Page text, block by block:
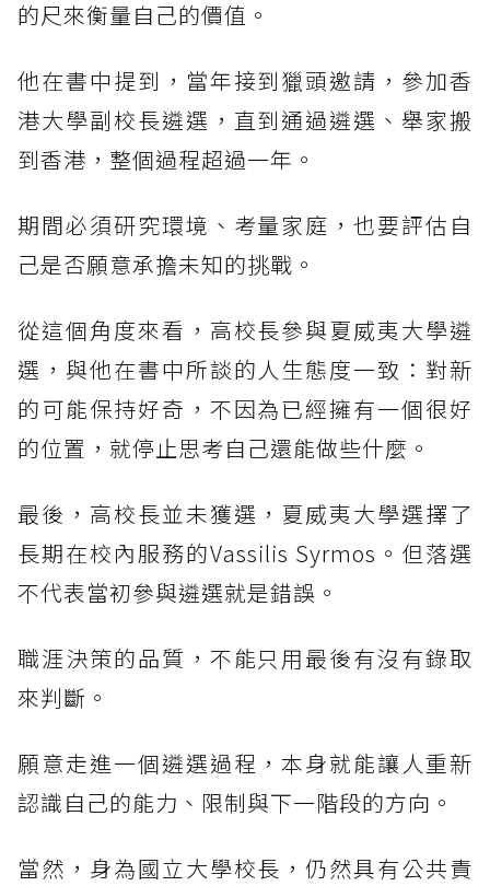
的尺來衡量自己的價值。
他在書中提到，當年接到獵頭邀請，參加香
港大學副校長遴選，直到通過遴選、舉家搬
到香港，整個過程超過一年。
期間必須研究環境、考量家庭，也要評估自
己是否願意承擔未知的挑戰。
從這個角度來看，高校長參與夏威夷大學遴
選，與他在書中所談的人生態度一致：對新
的可能保持好奇，不因為已經擁有一個很好
的位置，就停止思考自己還能做些什麼。
最後，高校長並未獲選，夏威夷大學選擇了
長期在校內服務的Vassilis Syrmos。但落選
不代表當初參與遴選就是錯誤。
職涯決策的品質，不能只用最後有沒有錄取
來判斷。
願意走進一個遴選過程，本身就能讓人重新
認識自己的能力、限制與下一階段的方向。
當然，身為國立大學校長，仍然具有公共責